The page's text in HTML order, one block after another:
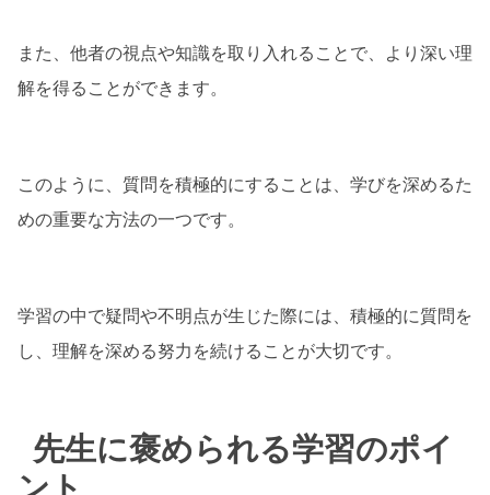
また、他者の視点や知識を取り入れることで、より深い理
解を得ることができます。
このように、質問を積極的にすることは、学びを深めるた
めの重要な方法の一つです。
学習の中で疑問や不明点が生じた際には、積極的に質問を
し、理解を深める努力を続けることが大切です。
先生に褒められる学習のポイ
ント